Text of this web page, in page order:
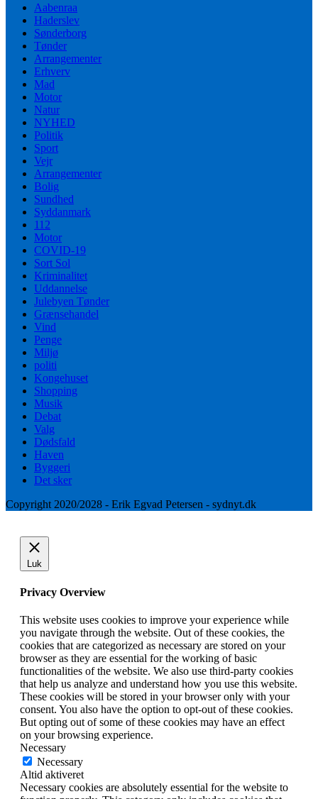
Aabenraa
Haderslev
Sønderborg
Tønder
Arrangementer
Erhverv
Mad
Motor
Natur
NYHED
Politik
Sport
Vejr
Arrangementer
Bolig
Sundhed
Syddanmark
112
Motor
COVID-19
Sort Sol
Kriminalitet
Uddannelse
Julebyen Tønder
Grænsehandel
Vind
Penge
Miljø
politi
Kongehuset
Shopping
Musik
Debat
Valg
Dødsfald
Haven
Byggeri
Det sker
Copyright 2020/2028 - Erik Egvad Petersen - sydnyt.dk
Luk
Privacy Overview
This website uses cookies to improve your experience while
you navigate through the website. Out of these cookies, the
cookies that are categorized as necessary are stored on your
browser as they are essential for the working of basic
functionalities of the website. We also use third-party cookies
that help us analyze and understand how you use this website.
These cookies will be stored in your browser only with your
consent. You also have the option to opt-out of these cookies.
But opting out of some of these cookies may have an effect
on your browsing experience.
Necessary
Necessary
Altid aktiveret
Necessary cookies are absolutely essential for the website to